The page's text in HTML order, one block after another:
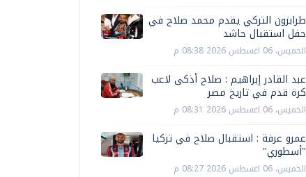
طرابزون التركي يقدم محمد صلاح في
حفل استقبال حاشد
الخميس، 06 اغسطس 2026 08:38 م
عبد القادر إبراهيم : صلاح أذكى لاعب
كرة قدم في تاريخ مصر
الخميس، 06 اغسطس 2026 08:31 م
عمرو عرفة : استقبال صلاح في تركيا
"أسطوري"
الخميس، 06 اغسطس 2026 08:27 م